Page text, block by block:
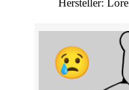
Hersteller: